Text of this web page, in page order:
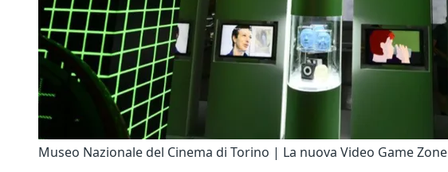
Museo Nazionale del Cinema di Torino | La nuova Video Game Zone